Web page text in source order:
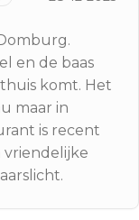
en de baas
komt. Het
maar in
is recent